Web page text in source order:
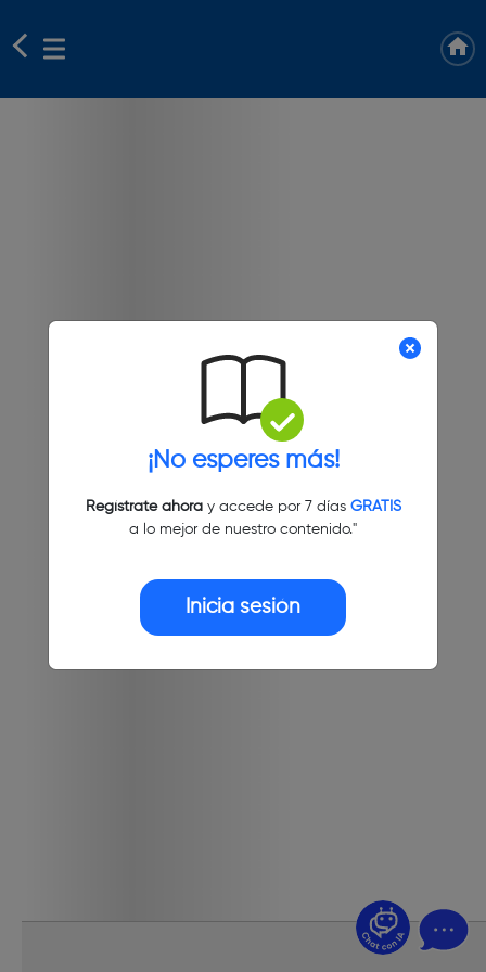
¡No esperes más!
Regístrate ahoray accede por 7 días GRATIS
a lo mejor de nuestro contenido."
Inicia sesión